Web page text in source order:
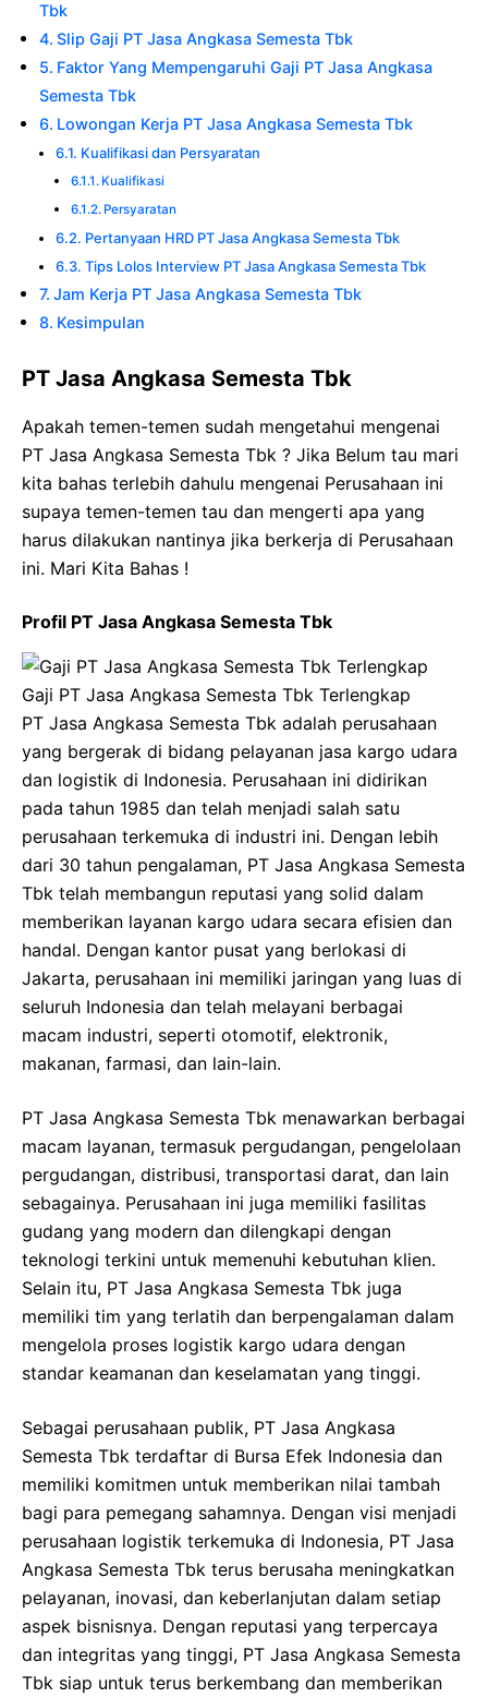
Tbk
Slip Gaji PT Jasa Angkasa Semesta Tbk
Faktor Yang Mempengaruhi Gaji PT Jasa Angkasa
Semesta Tbk
Lowongan Kerja PT Jasa Angkasa Semesta Tbk
Kualifikasi dan Persyaratan
Kualifikasi
Persyaratan
Pertanyaan HRD PT Jasa Angkasa Semesta Tbk
Tips Lolos Interview PT Jasa Angkasa Semesta Tbk
Jam Kerja PT Jasa Angkasa Semesta Tbk
Kesimpulan
PT Jasa Angkasa Semesta Tbk
Apakah temen-temen sudah mengetahui mengenai
PT Jasa Angkasa Semesta Tbk ? Jika Belum tau mari
kita bahas terlebih dahulu mengenai Perusahaan ini
supaya temen-temen tau dan mengerti apa yang
harus dilakukan nantinya jika berkerja di Perusahaan
ini. Mari Kita Bahas !
Profil PT Jasa Angkasa Semesta Tbk
Gaji PT Jasa Angkasa Semesta Tbk Terlengkap
PT Jasa Angkasa Semesta Tbk adalah perusahaan
yang bergerak di bidang pelayanan jasa kargo udara
dan logistik di Indonesia. Perusahaan ini didirikan
pada tahun 1985 dan telah menjadi salah satu
perusahaan terkemuka di industri ini. Dengan lebih
dari 30 tahun pengalaman, PT Jasa Angkasa Semesta
Tbk telah membangun reputasi yang solid dalam
memberikan layanan kargo udara secara efisien dan
handal. Dengan kantor pusat yang berlokasi di
Jakarta, perusahaan ini memiliki jaringan yang luas di
seluruh Indonesia dan telah melayani berbagai
macam industri, seperti otomotif, elektronik,
makanan, farmasi, dan lain-lain.
PT Jasa Angkasa Semesta Tbk menawarkan berbagai
macam layanan, termasuk pergudangan, pengelolaan
pergudangan, distribusi, transportasi darat, dan lain
sebagainya. Perusahaan ini juga memiliki fasilitas
gudang yang modern dan dilengkapi dengan
teknologi terkini untuk memenuhi kebutuhan klien.
Selain itu, PT Jasa Angkasa Semesta Tbk juga
memiliki tim yang terlatih dan berpengalaman dalam
mengelola proses logistik kargo udara dengan
standar keamanan dan keselamatan yang tinggi.
Sebagai perusahaan publik, PT Jasa Angkasa
Semesta Tbk terdaftar di Bursa Efek Indonesia dan
memiliki komitmen untuk memberikan nilai tambah
bagi para pemegang sahamnya. Dengan visi menjadi
perusahaan logistik terkemuka di Indonesia, PT Jasa
Angkasa Semesta Tbk terus berusaha meningkatkan
pelayanan, inovasi, dan keberlanjutan dalam setiap
aspek bisnisnya. Dengan reputasi yang terpercaya
dan integritas yang tinggi, PT Jasa Angkasa Semesta
Tbk siap untuk terus berkembang dan memberikan